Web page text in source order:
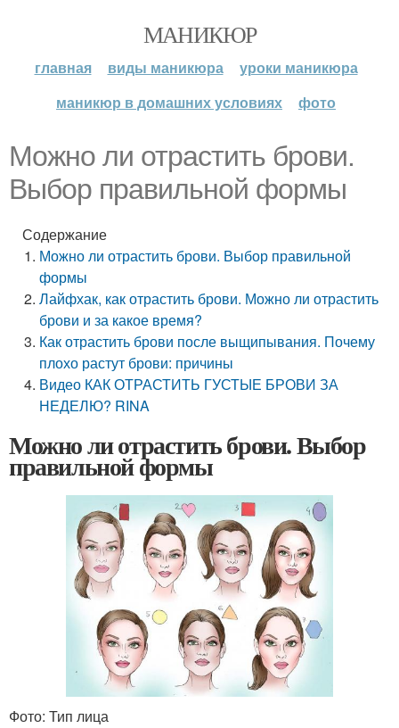
МАНИКЮР
главная виды маникюра
уроки маникюра
маникюр в домашних условиях
фото
Можно ли отрастить брови.
Выбор правильной формы
Содержание
Можно ли отрастить брови. Выбор правильной
формы
Лайфхак, как отрастить брови. Можно ли отрастить
брови и за какое время?
Как отрастить брови после выщипывания. Почему
плохо растут брови: причины
Видео КАК ОТРАСТИТЬ ГУСТЫЕ БРОВИ ЗА
НЕДЕЛЮ? RINA
Можно ли отрастить брови. Выбор
правильной формы
Фото: Тип лица